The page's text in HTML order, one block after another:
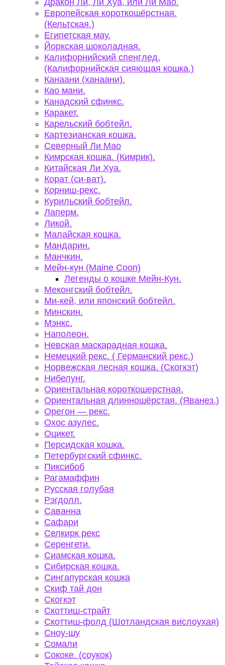
Дракон Ли, Ли Хуа, или Ли Мао.
Европейская короткошёрстная.
(Кельтская.)
Египетская мау.
Йоркская шоколадная.
Калифорнийский спенглед.
(Калифорнийская сияющая кошка.)
Канаани (ханаани).
Као мани.
Канадский сфинкс.
Каракет.
Карельский бобтейл.
Картезианская кошка.
Северный Ли Мао
Кимрская кошка. (Кимрик).
Китайская Ли Хуа.
Корат (си-ват).
Корниш-рекс.
Курильский бобтейл.
Лаперм.
Ликой.
Малайская кошка.
Мандарин.
Манчкин.
Мейн-кун (Maine Coon)
Легенды о кошке Мейн-Кун.
Меконгский бобтейл.
Ми-кей, или японский бобтейл.
Минскин.
Мэнкс.
Наполеон.
Невская маскарадная кошка.
Немецкий рекс. ( Германский рекс.)
Норвежская лесная кошка. (Скогкэт)
Нибелунг.
Ориентальная короткошерстная.
Ориентальная длинношёрстая. (Яванез.)
Орегон — рекс.
Охос азулес.
Оцикет.
Персидская кошка.
Петербургский сфинкс.
Пиксибоб
Рагамаффин
Русская голубая
Рэгдолл.
Саванна
Сафари
Селкирк рекс
Серенгети.
Сиамская кошка.
Сибирская кошка.
Сингапурская кошка
Скиф тай дон
Скогкэт
Скоттиш-страйт
Скоттиш-фолд (Шотландская вислоухая)
Сноу-шу
Сомали
Сококе. (соукок)